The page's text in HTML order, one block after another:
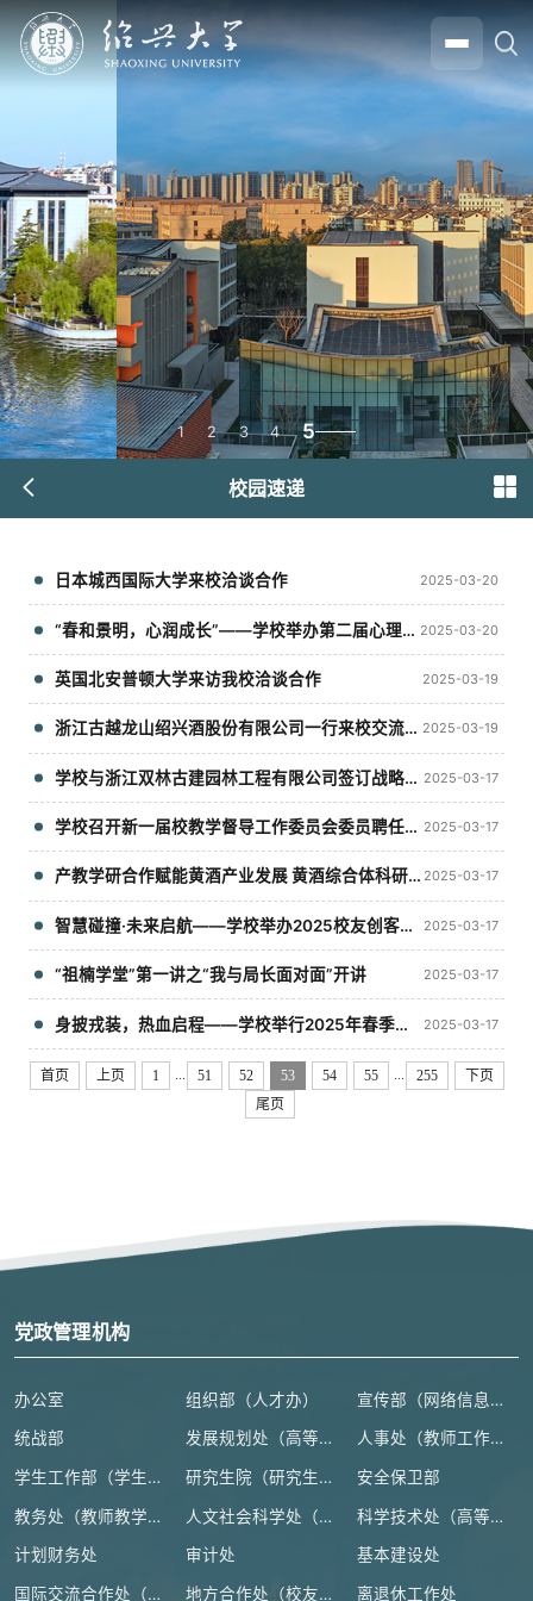
1 2 3 4 5
校园速递
日本城西国际大学来校洽谈合作 2025-03-20
“春和景明，心润成长”——学校举办第二届心理游园会 2025-03-20
英国北安普顿大学来访我校洽谈合作 2025-03-19
浙江古越龙山绍兴酒股份有限公司一行来校交流座谈 2025-03-19
学校与浙江双林古建园林工程有限公司签订战略合作协议 2025-03-17
学校召开新一届校教学督导工作委员会委员聘任会议 2025-03-17
产教学研合作赋能黄酒产业发展 黄酒综合体科研项目接受中期检查 2025-03-17
智慧碰撞·未来启航——学校举办2025校友创客沙龙 2025-03-17
“祖楠学堂”第一讲之“我与局长面对面”开讲 2025-03-17
身披戎装，热血启程——学校举行2025年春季参军入伍学生欢送仪式 2025-03-17
首页 上页 1 51 52 53 54 55 255
下页
尾页
党政管理机构
办公室 组织部（人才办） 宣传部（网络信息安全管理与新闻中心）
统战部 发展规划处（高等教育研究所） 人事处（教师工作部）
学生工作部（学生处、人武部） 研究生院（研究生工作部、学科建设办公室） 安全保卫部
教务处（教师教学发展中心） 人文社会科学处（高等人文研究院） 科学技术处（高等研究院）
计划财务处 审计处 基本建设处
国际交流合作处（港澳台事务办公室） 地方合作处（校友总会办公室） 离退休工作处